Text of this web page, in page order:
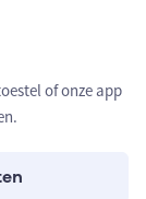
of onze app